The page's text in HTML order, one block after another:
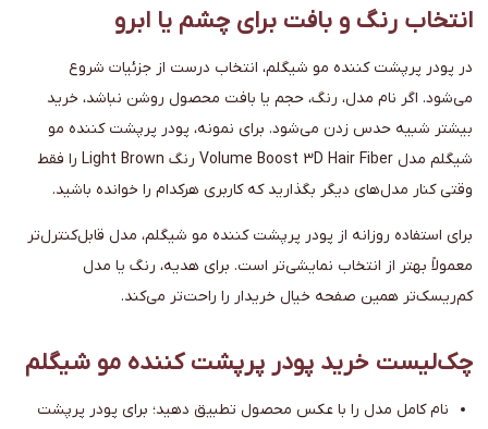
انتخاب رنگ و بافت برای چشم یا ابرو
در پودر پرپشت کننده مو شیگلم، انتخاب درست از جزئیات شروع
می‌شود. اگر نام مدل، رنگ، حجم یا بافت محصول روشن نباشد، خرید
بیشتر شبیه حدس زدن می‌شود. برای نمونه، پودر پرپشت کننده مو
شیگلم مدل Volume Boost 3D Hair Fiber رنگ Light Brown را فقط
وقتی کنار مدل‌های دیگر بگذارید که کاربری هرکدام را خوانده باشید.
برای استفاده روزانه از پودر پرپشت کننده مو شیگلم، مدل قابل‌کنترل‌تر
معمولاً بهتر از انتخاب نمایشی‌تر است. برای هدیه، رنگ یا مدل
کم‌ریسک‌تر همین صفحه خیال خریدار را راحت‌تر می‌کند.
چک‌لیست خرید پودر پرپشت کننده مو شیگلم
نام کامل مدل را با عکس محصول تطبیق دهید؛ برای پودر پرپشت